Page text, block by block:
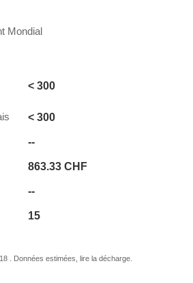
Mondial
< 300
< 300
--
863.33 CHF
--
15
. Données estimées, lire la décharge.